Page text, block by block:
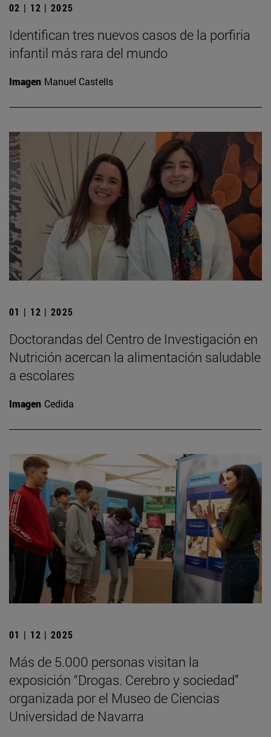
02 | 12 | 2025
Identifican tres nuevos casos de la porfiria
infantil más rara del mundo
Imagen Manuel Castells
01 | 12 | 2025
Doctorandas del Centro de Investigación en
Nutrición acercan la alimentación saludable
a escolares
Imagen Cedida
01 | 12 | 2025
Más de 5.000 personas visitan la
exposición “Drogas. Cerebro y sociedad”
organizada por el Museo de Ciencias
Universidad de Navarra